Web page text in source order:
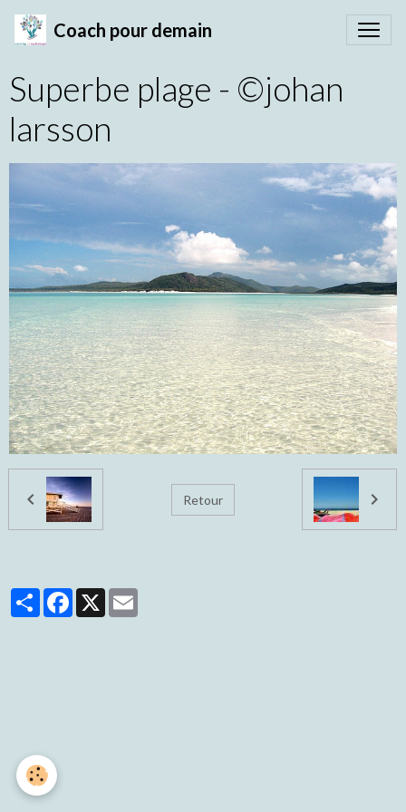
Coach pour demain
Superbe plage - ©johan
larsson
Retour
PartagerFacebook
X